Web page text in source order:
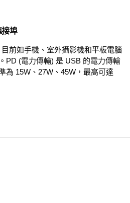
接埠
前如手機、室外攝影機和平板電腦
PD (電力傳輸) 是 USB 的電力傳輸
為 15W、27W、45W，最高可達